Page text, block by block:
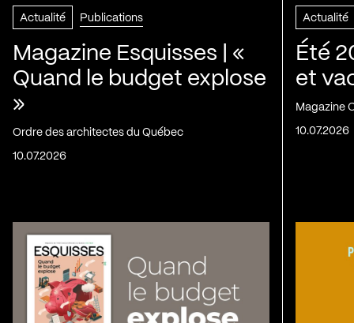
Actualité Publications
Magazine Esquisses | «
Quand le budget explose
»
Ordre des architectes du Québec
10.07.2026
Actualité
Été
et
Magazine
10.07.2026